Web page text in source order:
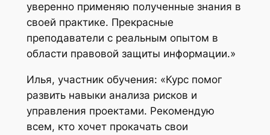
уверенно применяю полученные знания в
своей практике. Прекрасные
преподаватели с реальным опытом в
области правовой защиты информации.»
Илья, участник обучения: «Курс помог
развить навыки анализа рисков и
управления проектами. Рекомендую
всем, кто хочет прокачать свои